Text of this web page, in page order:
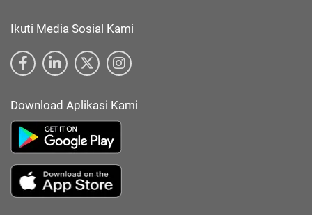
Ikuti Media Sosial Kami
Download Aplikasi Kami